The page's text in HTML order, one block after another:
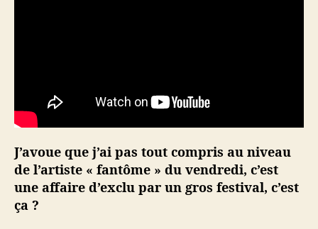
J’avoue que j’ai pas tout compris au niveau
de l’artiste « fantôme » du vendredi, c’est
une affaire d’exclu par un gros festival, c’est
ça ?